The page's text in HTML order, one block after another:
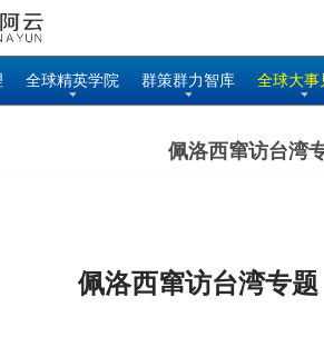
全球精英学院 群策群力智库 全球大事
佩洛西窜访台湾
佩洛西窜访台湾专